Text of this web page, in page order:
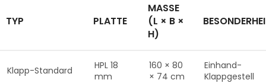
TYP PLATTE
MASSE (
L × B × H
)
Klapp-Standard
HPL 18
mm
160 × 80
× 74 cm
Einhand-
Klappgestell